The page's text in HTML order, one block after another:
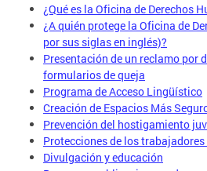
¿Qué es la Oficina de Derechos
¿A quién protege la Oficina de
por sus siglas en inglés)?
Presentación de un reclamo por
formularios de queja
Programa de Acceso Lingüístico
Creación de Espacios Más
Prevención del hostigamiento
Protecciones de los
Divulgación y educación